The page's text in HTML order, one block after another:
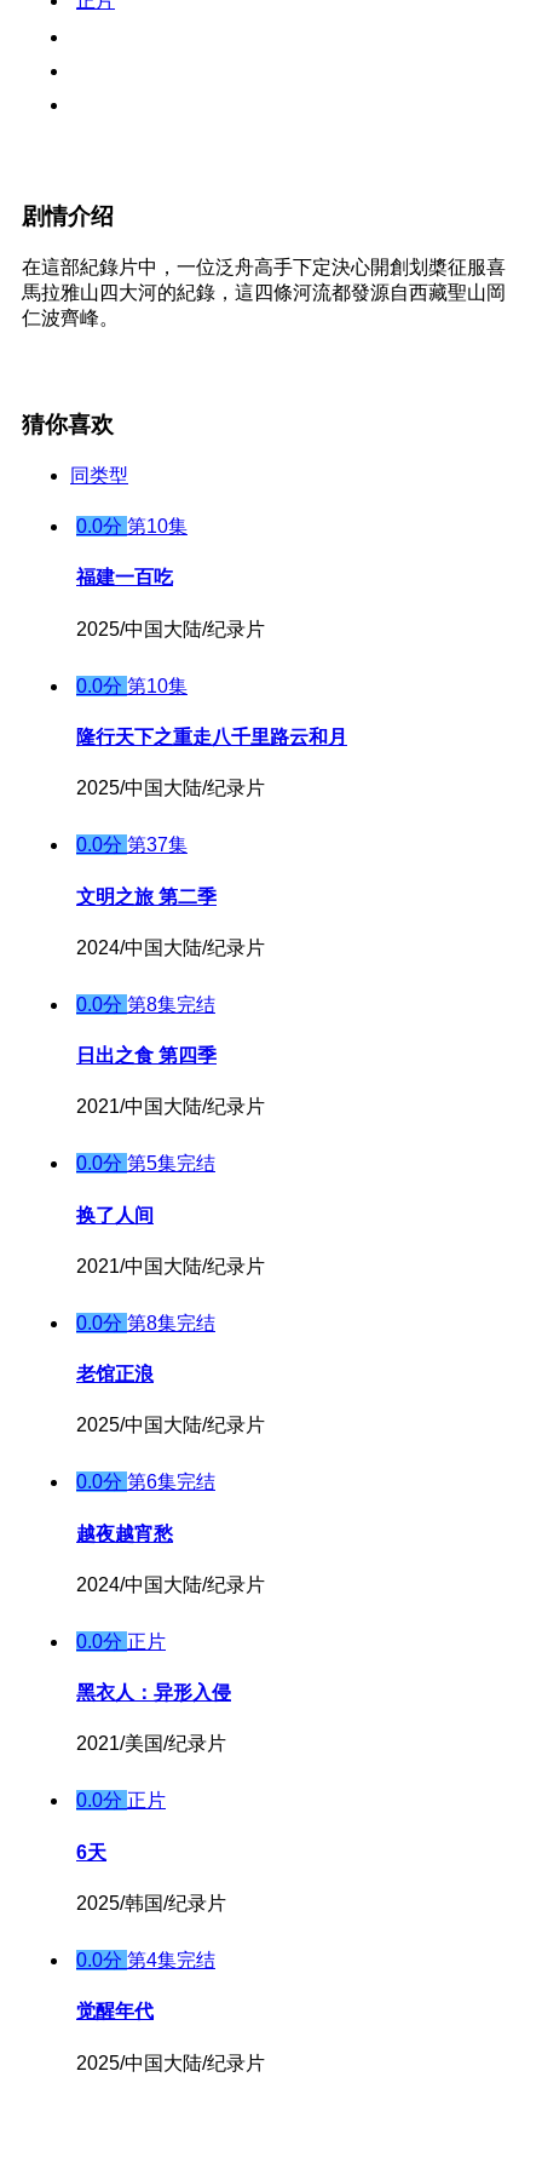
剧情介绍
在這部紀錄片中，一位泛舟高手下定決心開創划槳征服喜
馬拉雅山四大河的紀錄，這四條河流都發源自西藏聖山岡
仁波齊峰。
猜你喜欢
同类型
0.0分 第10集
福建一百吃
2025/中国大陆/纪录片
0.0分 第10集
隆行天下之重走八千里路云和月
2025/中国大陆/纪录片
0.0分 第37集
文明之旅 第二季
2024/中国大陆/纪录片
0.0分 第8集完结
日出之食 第四季
2021/中国大陆/纪录片
0.0分 第5集完结
换了人间
2021/中国大陆/纪录片
0.0分 第8集完结
老馆正浪
2025/中国大陆/纪录片
0.0分 第6集完结
越夜越宵愁
2024/中国大陆/纪录片
0.0分 正片
黑衣人：异形入侵
2021/美国/纪录片
0.0分 正片
6天
2025/韩国/纪录片
0.0分 第4集完结
觉醒年代
2025/中国大陆/纪录片